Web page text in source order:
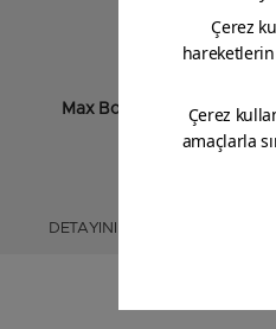
Max Bond
DETAYINI GÖR